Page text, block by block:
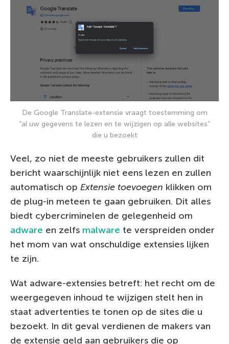
De Google Translate-extensie vraagt toestemming om
“al uw gegevens te lezen en te wijzigen op alle websites”
die u bezoekt
Veel, zo niet de meeste gebruikers zullen dit
bericht waarschijnlijk niet eens lezen en zullen
automatisch op Extensie toevoegen klikken om
de plug-in meteen te gaan gebruiken. Dit alles
biedt cybercriminelen de gelegenheid om
adware en zelfs malware te verspreiden onder
het mom van wat onschuldige extensies lijken
te zijn.
Wat adware-extensies betreft: het recht om de
weergegeven inhoud te wijzigen stelt hen in
staat advertenties te tonen op de sites die u
bezoekt. In dit geval verdienen de makers van
de extensie geld aan gebruikers die op